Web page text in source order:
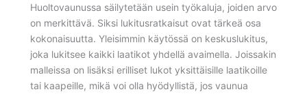
Huoltovaunussa säilytetään usein työkaluja, joiden arvo
on merkittävä. Siksi lukitusratkaisut ovat tärkeä osa
kokonaisuutta. Yleisimmin käytössä on keskuslukitus,
joka lukitsee kaikki laatikot yhdellä avaimella. Joissakin
malleissa on lisäksi erilliset lukot yksittäisille laatikoille
tai kaapeille, mikä voi olla hyödyllistä, jos vaunua